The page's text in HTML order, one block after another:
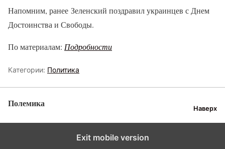
Напомним, ранее Зеленский поздравил украинцев с Днем
Достоинства и Свободы.
По материалам: Подробности
Категории: Политика
Полемика Наверх
Exit mobile version